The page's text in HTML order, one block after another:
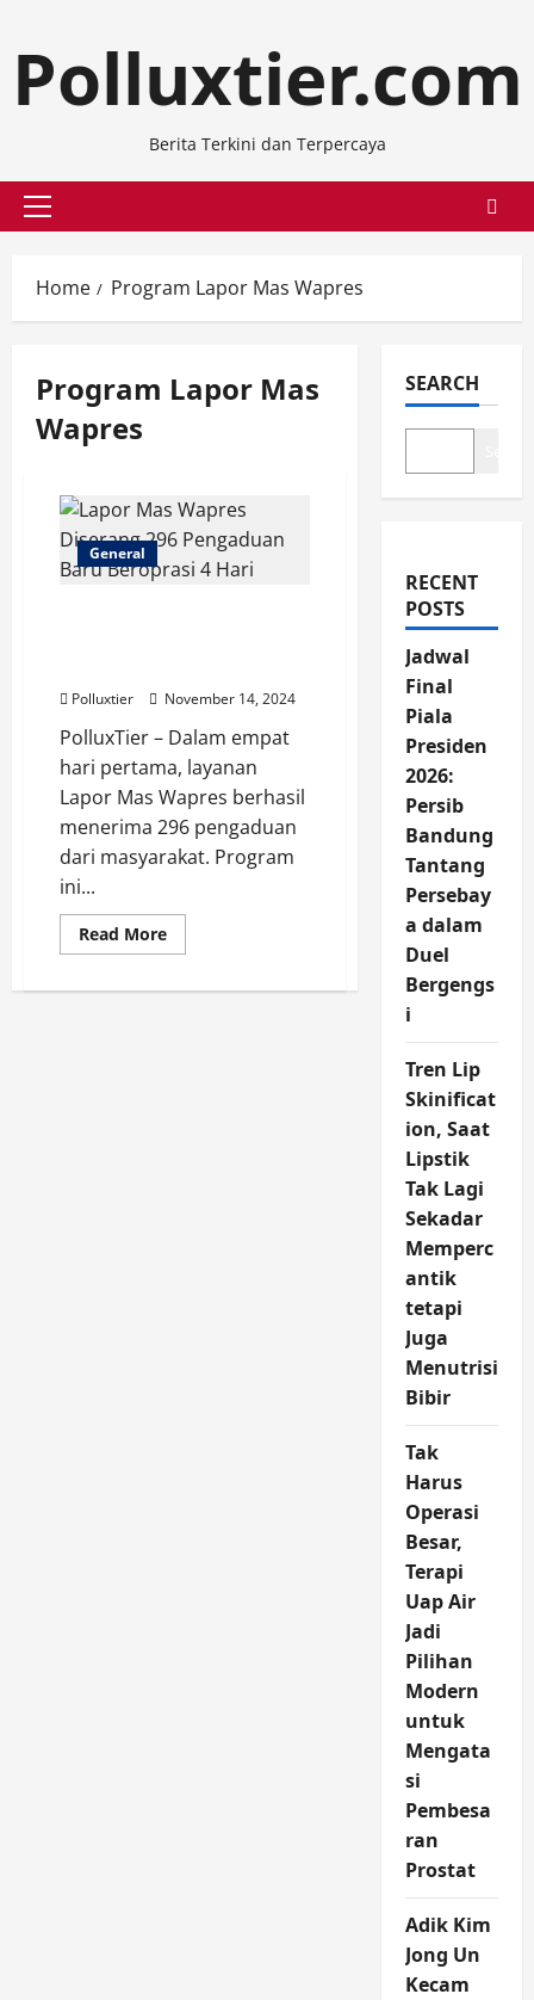
content
Polluxtier.com
Berita Terkini dan Terpercaya
Primary
Home Program Lapor Mas Wapres
Program Lapor Mas
Wapres
General
Polluxtier November 14, 2024
PolluxTier – Dalam empat
hari pertama, layanan
Lapor Mas Wapres berhasil
menerima 296 pengaduan
dari masyarakat. Program
ini...
Read MoreRead
more
Mas
SEARCH
RECENT
POSTS
Jadwal
Final
Piala
Presiden
2026:
Persib
Bandung
Tantang
Persebay
a dalam
Duel
Bergengs
i
Tren Lip
Skinificat
ion, Saat
Lipstik
Tak Lagi
Sekadar
Memperc
antik
tetapi
Juga
Menutrisi
Bibir
Tak
Harus
Operasi
Besar,
Terapi
Uap Air
Jadi
Pilihan
Modern
untuk
Mengata
si
Pembesa
ran
Prostat
Adik Kim
Jong Un
Kecam